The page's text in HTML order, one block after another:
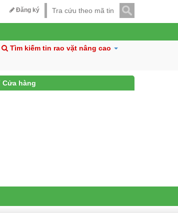
Đăng ký
Tìm kiếm tin rao vặt nâng cao
Cửa hàng